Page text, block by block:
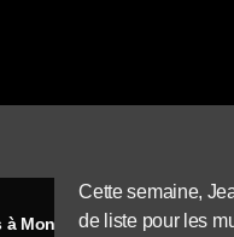
Cette semaine,
de liste pour les